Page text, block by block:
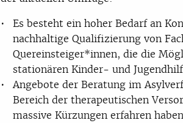
Es besteht ein hoher Bedarf an
nachhaltige Qualifizierung von
Quereinsteiger*innen, die die
stationären Kinder- und
Angebote der Beratung im
Bereich der therapeutischen
massive Kürzungen erfahren